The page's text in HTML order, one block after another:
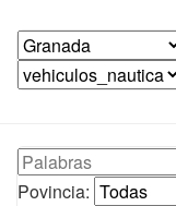
Povincia: